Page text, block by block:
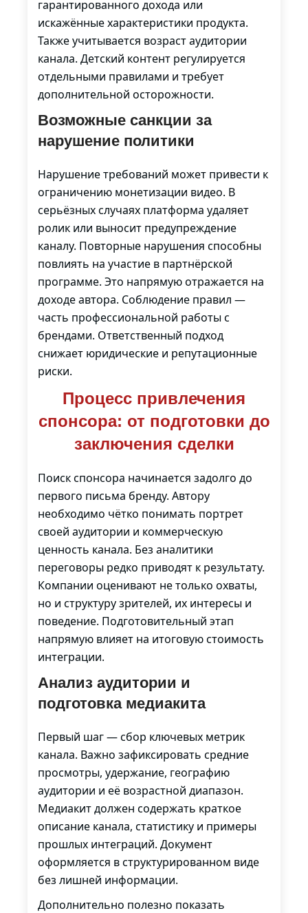
гарантированного дохода или
искажённые характеристики продукта.
Также учитывается возраст аудитории
канала. Детский контент регулируется
отдельными правилами и требует
дополнительной осторожности.
Возможные санкции за
нарушение политики
Нарушение требований может привести к
ограничению монетизации видео. В
серьёзных случаях платформа удаляет
ролик или выносит предупреждение
каналу. Повторные нарушения способны
повлиять на участие в партнёрской
программе. Это напрямую отражается на
доходе автора. Соблюдение правил —
часть профессиональной работы с
брендами. Ответственный подход
снижает юридические и репутационные
риски.
Процесс привлечения
спонсора: от подготовки до
заключения сделки
Поиск спонсора начинается задолго до
первого письма бренду. Автору
необходимо чётко понимать портрет
своей аудитории и коммерческую
ценность канала. Без аналитики
переговоры редко приводят к результату.
Компании оценивают не только охваты,
но и структуру зрителей, их интересы и
поведение. Подготовительный этап
напрямую влияет на итоговую стоимость
интеграции.
Анализ аудитории и
подготовка медиакита
Первый шаг — сбор ключевых метрик
канала. Важно зафиксировать средние
просмотры, удержание, географию
аудитории и её возрастной диапазон.
Медиакит должен содержать краткое
описание канала, статистику и примеры
прошлых интеграций. Документ
оформляется в структурированном виде
без лишней информации.
Дополнительно полезно показать